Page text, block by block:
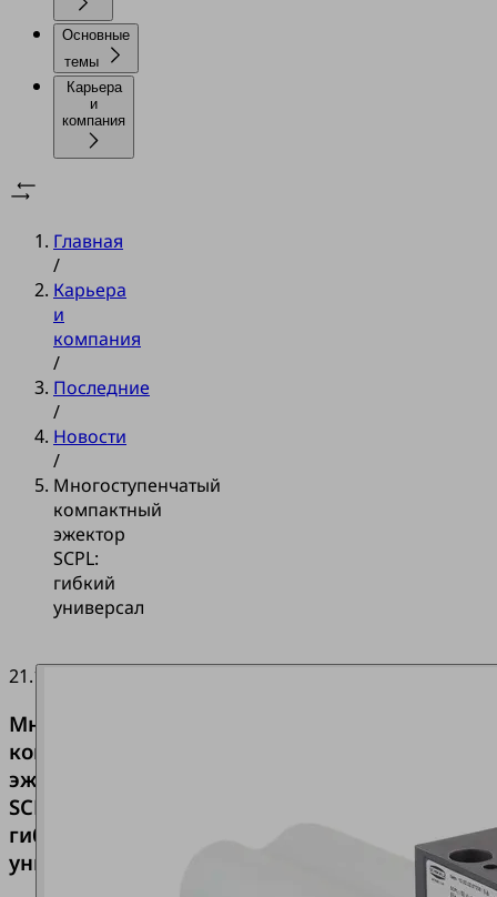
Основные
темы
Карьера
и
компания
Главная
/
Карьера
и
компания
/
Последние
/
Новости
/
Многоступенчатый
компактный
эжектор
SCPL:
гибкий
универсал
21.11.2023
Многоступенчатый
компактный
эжектор
SCPL:
гибкий
универсал